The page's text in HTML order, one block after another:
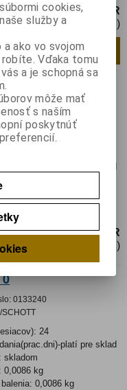
0,77 EUR
EUR (Cena bez DPH)
Pridať do košíka
0133195
98°C 250VAC/15A
0,80 EUR
EUR (Cena bez DPH)
0133240
SCHOTT
24
platí pre sklad
: skladom
0,0086 kg
balenia:0,0086 kg
cookies,
služby a
ako vo svojom
robíte. Vďaka tomu
a je schopná sa
môže mať
s naším
poskytnúť